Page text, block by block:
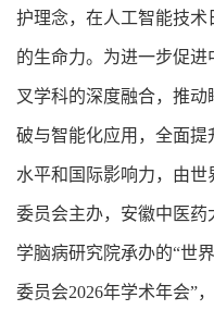
护理念，在人工智能技
的生命力。为进一步促
叉学科的深度融合，推
破与智能化应用，全面
水平和国际影响力，由
委员会主办，安徽中医
学脑病研究院承办的“世
委员会2026年学术年会”